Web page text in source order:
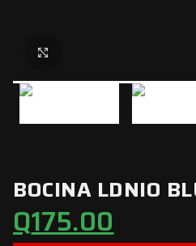
BOCINA LDNIO
Q175.00